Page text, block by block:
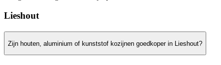
Lieshout
Zijn houten, aluminium of kunststof kozijnen goedkoper in Lieshout?